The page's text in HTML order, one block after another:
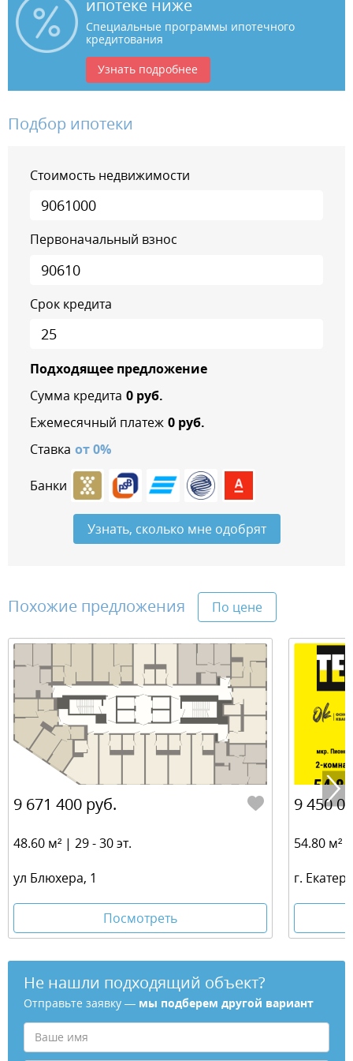
ипотеке ниже
Специальные программы ипотечного
кредитования
Узнать подробнее
Подбор ипотеки
Стоимость недвижимости
Первоначальный взнос
Срок кредита
Подходящее предложение
Сумма кредита 0руб.
Ежемесячный платеж 0руб.
Ставка от0%
Банки
Узнать, сколько мне одобрят
Похожие предложения По цене
9 671 400 руб.
48.60 м² | 29 - 30 эт.
ул Блюхера, 1
Посмотреть
9 450
54.80 м²
г.
Не нашли подходящий объект?
Отправьте заявку — мы подберем другой вариант